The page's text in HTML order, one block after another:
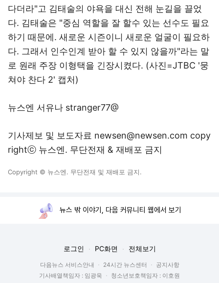
다더라"고 김태술의 야욕을 대신 전해 눈길을 끌었
다. 김태술은 "중심 역할을 잘 할수 있는 선수도 필요
하기 때문에. 새로운 시즌이니 새로운 얼굴이 필요하
다. 그래서 인수인계 받아 할 수 있지 않을까"라는 말
로 원래 주장 이형택을 긴장시켰다. (사진=JTBC '뭉
쳐야 찬다 2' 캡처)
뉴스엔 서유나 stranger77@
기사제보 및 보도자료 newsen@newsen.com copy
rightⓒ 뉴스엔. 무단전재 & 재배포 금지
Copyright © 뉴스엔. 무단전재 및 재배포 금지.
뉴스 밖 이야기, 다음 커뮤니티 웹에서 보기
로그인 PC화면 전체보기
다음뉴스 서비스안내 24시간 뉴스센터
공지사항
기사배열책임자 : 임광욱
청소년보호책임자 : 이호원